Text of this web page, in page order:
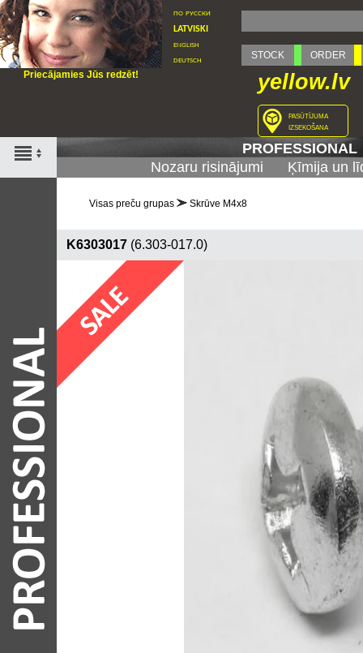
Priecājamies Jūs redzēt!
по русски
latviski
english
deutsch
STOCK ORDER
yellow.lv
pasūtījuma
izsekošana
PROFESSIONAL
Nozaru risinājumi
Ķīmija un
Visas preču grupas Skrūve M4x8
K6303017 (6.303-017.0)